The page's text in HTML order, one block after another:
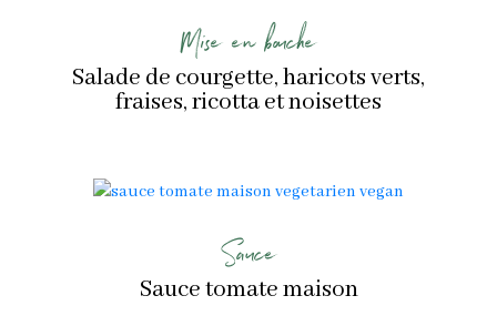
Mise en bouche
Salade de courgette, haricots verts,
fraises, ricotta et noisettes
Sauce
Sauce tomate maison